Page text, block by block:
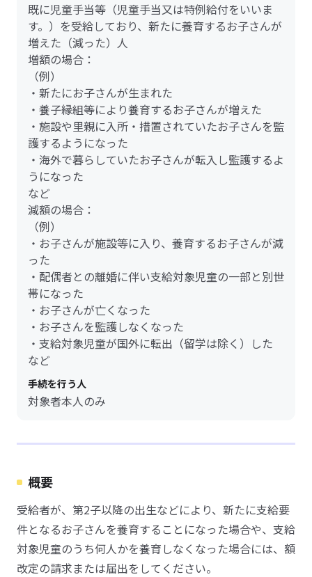
既に児童手当等（児童手当又は特例給付をいいま
す。）を受給しており、新たに養育するお子さんが
増えた（減った）人
増額の場合：
（例）
・新たにお子さんが生まれた
・養子縁組等により養育するお子さんが増えた
・施設や里親に入所・措置されていたお子さんを監
護するようになった
・海外で暮らしていたお子さんが転入し監護するよ
うになった
など
減額の場合：
（例）
・お子さんが施設等に入り、養育するお子さんが減
った
・配偶者との離婚に伴い支給対象児童の一部と別世
帯になった
・お子さんが亡くなった
・お子さんを監護しなくなった
・支給対象児童が国外に転出（留学は除く）した
など
手続を行う人
対象者本人のみ
概要
受給者が、第2子以降の出生などにより、新たに支給要
件となるお子さんを養育することになった場合や、支給
対象児童のうち何人かを養育しなくなった場合には、額
改定の請求または届出をしてください。